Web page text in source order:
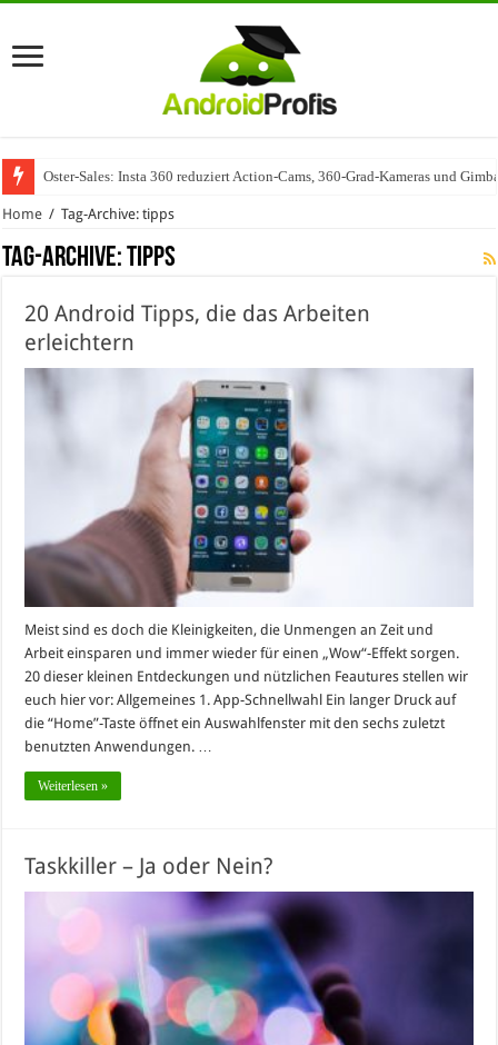
Wenn Technologie auf Automobilindustrie trifft – SAP Automotive als
Home / Tag-Archive: tipps
Tag-Archive:tipps
20 Android Tipps, die das Arbeiten
erleichtern
Meist sind es doch die Kleinigkeiten, die Unmengen an Zeit und
Arbeit einsparen und immer wieder für einen „Wow“-Effekt sorgen.
20 dieser kleinen Entdeckungen und nützlichen Feautures stellen wir
euch hier vor: Allgemeines 1. App-Schnellwahl Ein langer Druck auf
die “Home”-Taste öffnet ein Auswahlfenster mit den sechs zuletzt
benutzten Anwendungen. …
Weiterlesen »
Taskkiller – Ja oder Nein?